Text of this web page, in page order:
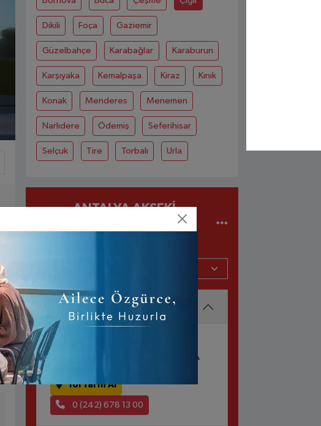
Dikili Foça Gaziemir
Güzelbahçe Karabağlar Karaburun
Karşıyaka Kemalpaşa Kiraz Kınık
Konak Menderes Menemen
Narlıdere Ödemiş Seferihisar
Selçuk Tire Torbalı Urla
ANTALYA AKSEKI
MURTİÇİ ECZANESİ
HACI İLYAS MAH. ATATÜRK CAD.
BAĞKUR EVLERİ I-BLOK NO: 58/A
Yol Tarifi Al
0 (242) 678 13 00